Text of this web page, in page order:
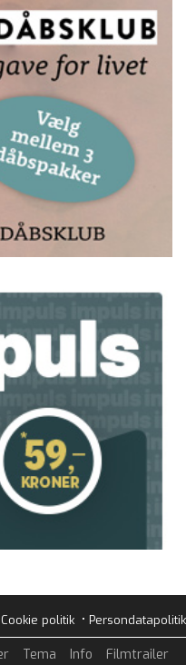
Cookie politik• Persondatapolitik
Tema Info Filmtrailer